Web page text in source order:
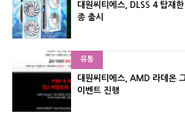
대원씨티에스, DLSS 4 탑재
종 출시
유통
대원씨티에스, AMD 라데온
이벤트 진행